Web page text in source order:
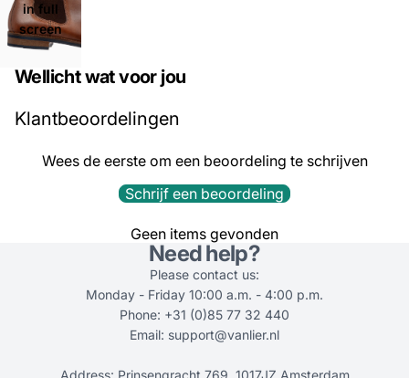
in full
screen
Wellicht wat voor jou
Klantbeoordelingen
Wees de eerste om een beoordeling te schrijven
Schrijf een beoordeling
Geen items gevonden
Need help?
Please contact us:
Monday - Friday 10:00 a.m. - 4:00 p.m.
Phone: +31 (0)85 77 32 440
Email: support@vanlier.nl